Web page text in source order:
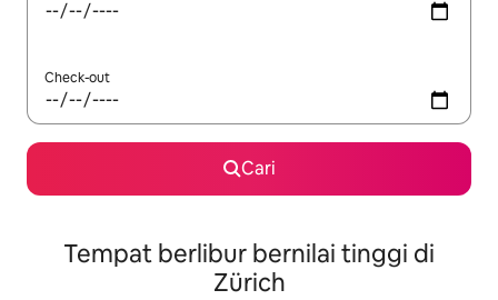
Check-out
Cari
Tempat berlibur bernilai tinggi di
Zürich